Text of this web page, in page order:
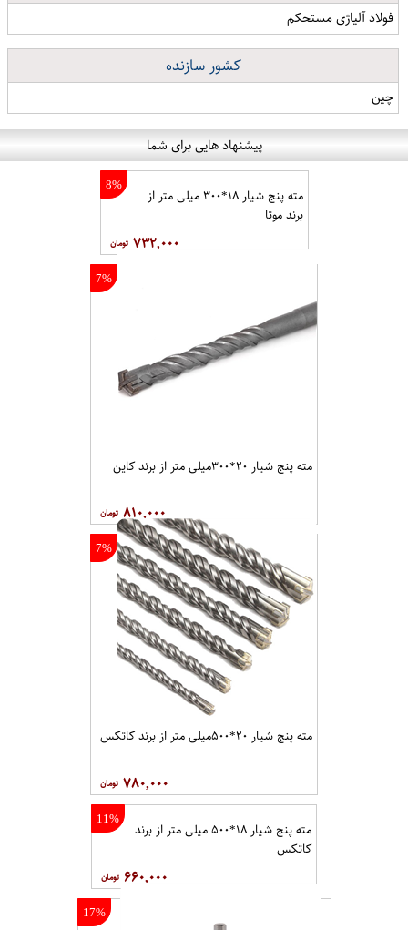
فولاد آلیاژی مستحکم
کشور سازنده
چین
پیشنهاد هایی برای شما
8%
مته پنج شیار ۱۸*۳۰۰ میلی متر از
برند موتا
۷۳۲,۰۰۰
7%
مته پنج شیار ۲۰*۳۰۰میلی متر از برند کاین
۸۱۰,۰۰۰
7%
مته پنج شیار ۲۰*۵۰۰میلی متر از برند کاتکس
۷۸۰,۰۰۰
11%
مته پنج شیار ۱۸*۵۰۰ میلی متر از برند
کاتکس
۶۶۰,۰۰۰
17%